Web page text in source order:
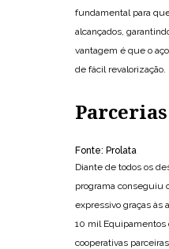
fundamental para
alcançados,
vantagem é que o
de fácil revalorização.
Fonte: Prolata
Diante de todos os
programa conseguiu
expressivo graças às
10 mil Equipamentos
cooperativas